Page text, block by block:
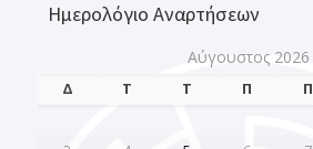
Ημερολόγιο Αναρτήσεων
Αύγουστος 2026
Δ Τ Τ Π Π